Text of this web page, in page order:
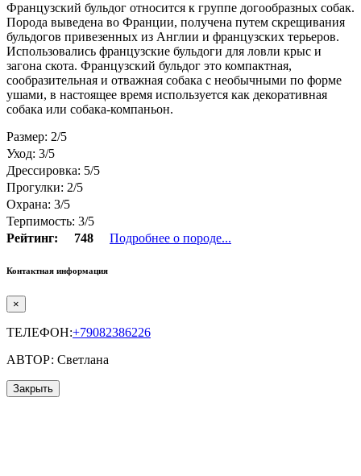
Французский бульдог относится к группе догообразных собак.
Порода выведена во Франции, получена путем скрещивания
бульдогов привезенных из Англии и французских терьеров.
Использовались французские бульдоги для ловли крыс и
загона скота. Французский бульдог это компактная,
сообразительная и отважная собака с необычными по форме
ушами, в настоящее время используется как декоративная
собака или собака-компаньон.
Размер: 2/5
Уход: 3/5
Дрессировка: 5/5
Прогулки: 2/5
Охрана: 3/5
Терпимость: 3/5
Рейтинг:
748 Подробнее о породе...
Контактная информация
×
ТЕЛЕФОН:+79082386226
АВТОР: Светлана
Закрыть